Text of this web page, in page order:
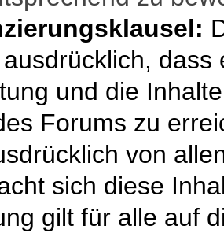
und die
Forums zu
von
sich diese
gilt für alle auf